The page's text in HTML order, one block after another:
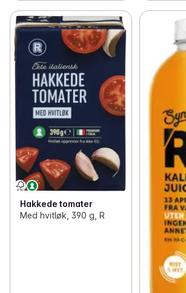
Hakkede tomater
Med hvitløk, 390 g, R